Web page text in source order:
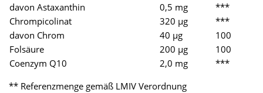
davon Astaxanthin 0,5 mg
***
Chrompicolinat
320 µg
***
davon Chrom
40 µg
100
Folsäure
200 µg
100
Coenzym Q10
2,0 mg
***
** Referenzmenge gemäß LMIV Verordnung